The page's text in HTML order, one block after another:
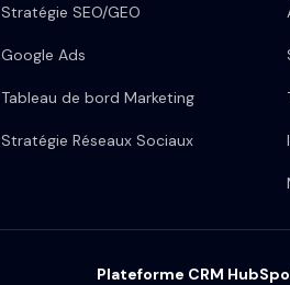
Stratégie SEO/GEO
Google Ads
Tableau de bord Marketing
Stratégie Réseaux Sociaux
Plateforme CRM